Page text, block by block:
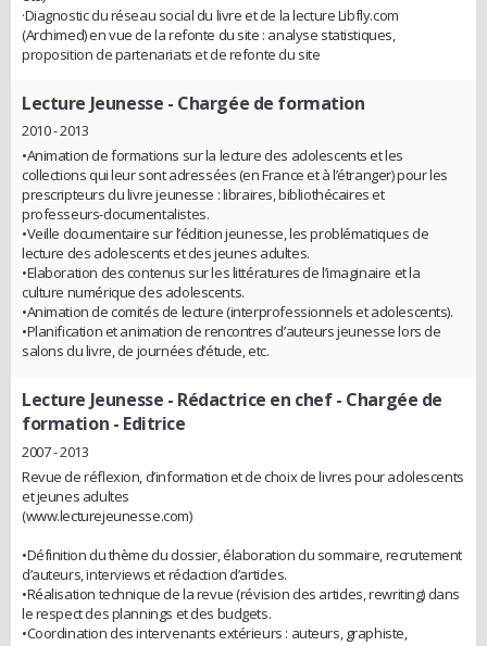
·Diagnostic du réseau social du livre et de la lecture Libfly.com
(Archimed) en vue de la refonte du site : analyse statistiques,
proposition de partenariats et de refonte du site
Lecture Jeunesse - Chargée de formation
2010 - 2013
•Animation de formations sur la lecture des adolescents et les
collections qui leur sont adressées (en France et à l’étranger) pour les
prescripteurs du livre jeunesse : libraires, bibliothécaires et
professeurs-documentalistes.
•Veille documentaire sur l’édition jeunesse, les problématiques de
lecture des adolescents et des jeunes adultes.
•Elaboration des contenus sur les littératures de l’imaginaire et la
culture numérique des adolescents.
•Animation de comités de lecture (interprofessionnels et adolescents).
•Planification et animation de rencontres d’auteurs jeunesse lors de
salons du livre, de journées d’étude, etc.
Lecture Jeunesse - Rédactrice en chef - Chargée de
formation - Editrice
2007 - 2013
Revue de réflexion, d’information et de choix de livres pour adolescents
et jeunes adultes
(www.lecturejeunesse.com)
•Définition du thème du dossier, élaboration du sommaire, recrutement
d’auteurs, interviews et rédaction d’articles.
•Réalisation technique de la revue (révision des articles, rewriting) dans
le respect des plannings et des budgets.
•Coordination des intervenants extérieurs : auteurs, graphiste,